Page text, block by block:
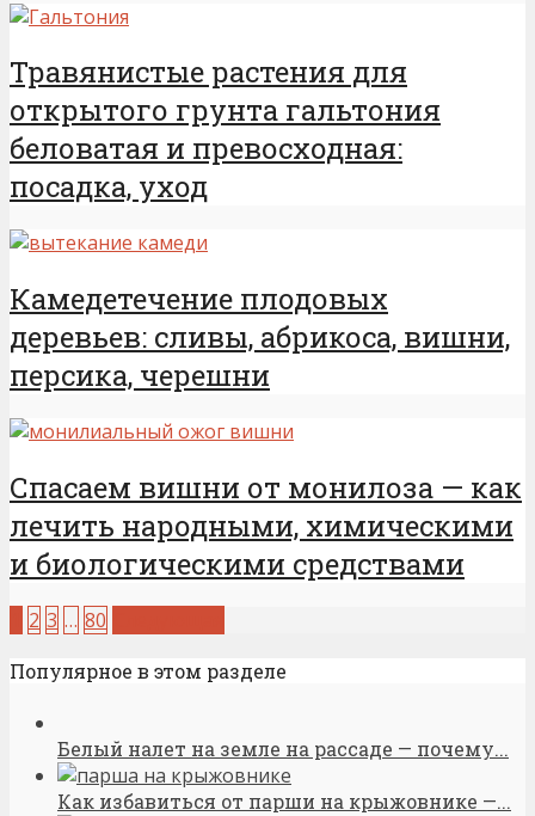
Травянистые растения для
открытого грунта гальтония
беловатая и превосходная:
посадка, уход
Камедетечение плодовых
деревьев: сливы, абрикоса, вишни,
персика, черешни
Спасаем вишни от монилоза — как
лечить народными, химическими
и биологическими средствами
2 3 … 80
Популярное в этом разделе
Белый налет на земле на рассаде — почему...
Как избавиться от парши на крыжовнике —...